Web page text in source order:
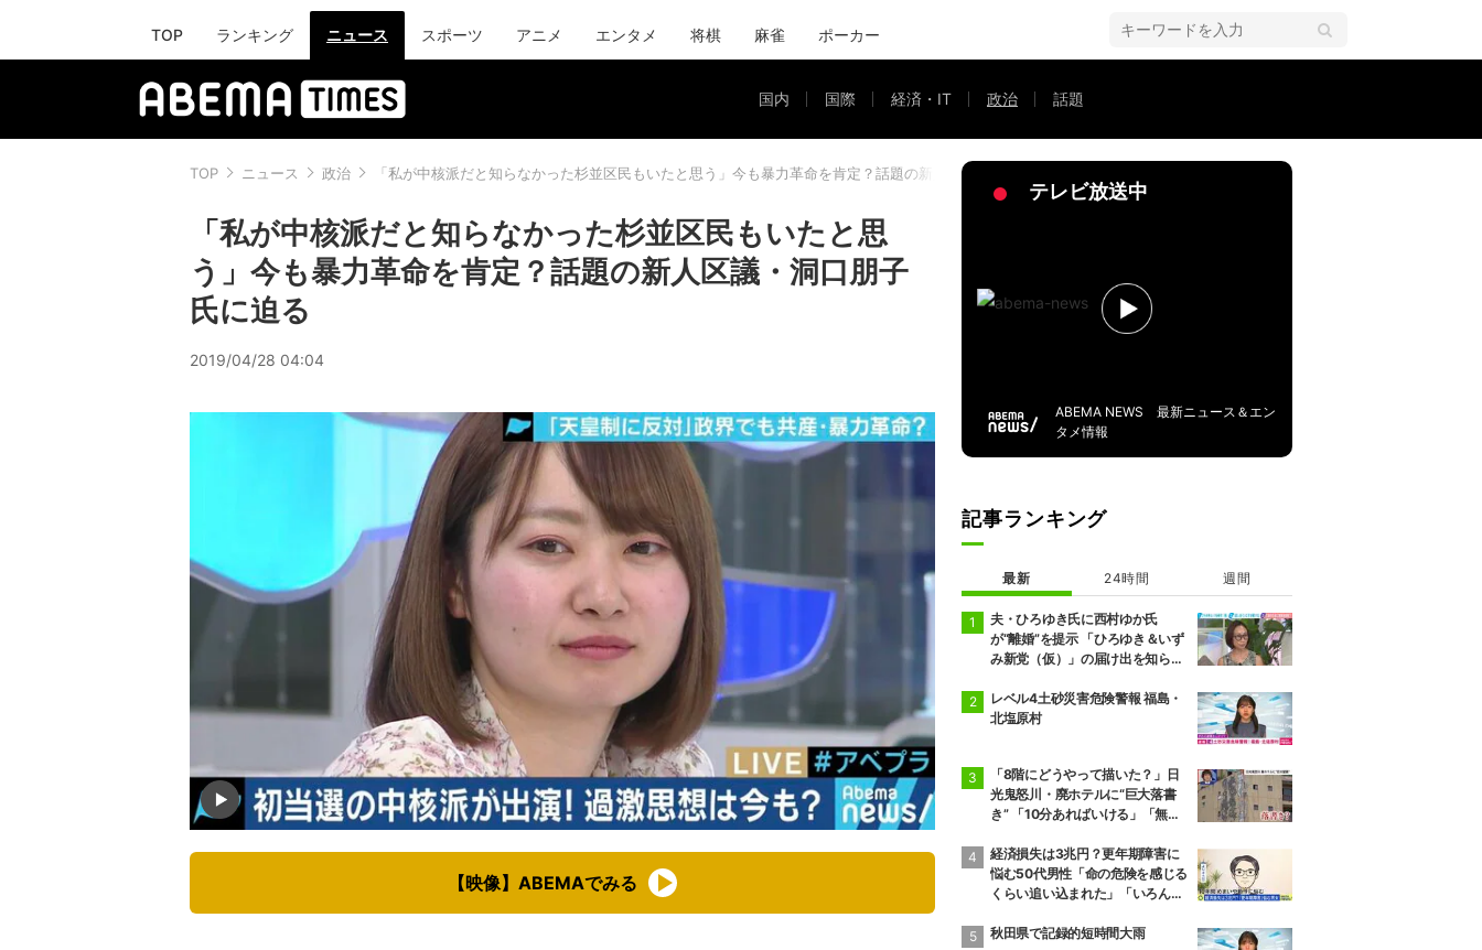
TOP ランキング ニュース スポーツ アニメ エンタメ 将棋 麻雀 ポーカー
国内 国際 経済・IT 政治 話題
TOP ニュース 政治 「私が中核派だと知らなかった杉並区民もいたと思う」今も暴力革命を肯定？話題の新人区議・洞口朋子氏に迫る
「私が中核派だと知らなかった杉並区民もいたと思
う」今も暴力革命を肯定？話題の新人区議・洞口朋子
氏に迫る
2019/04/28 04:04
【映像】ABEMAでみる
テレビ放送中
ABEMA NEWS 最新ニュース＆エン
タメ情報
記事ランキング
最新 24時間 週間
夫・ひろゆき氏に西村ゆか氏
が“離婚”を提示 「ひろゆき＆いず
み新党（仮）」の届け出を知らさ
態で夫婦を続けるのは無理」
レベル4土砂災害危険警報 福島・
北塩原村
「8階にどうやって描いた？」日
光鬼怒川・廃ホテルに“巨大落書
き” 「10分あればいける」「無許
ィストらが見解
経済損失は3兆円？更年期障害に
悩む50代男性「命の危険を感じる
くらい追い込まれた」「いろんな
いた」“ゆらぎ世代”の本音と社会
秋田県で記録的短時間大雨